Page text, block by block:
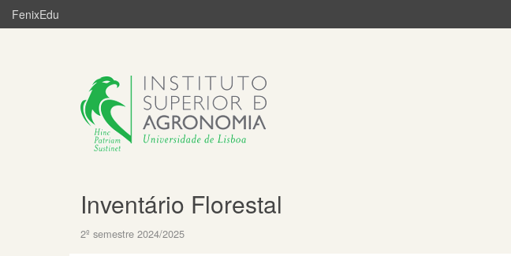
FenixEdu
Inventário Florestal
2º semestre 2024/2025